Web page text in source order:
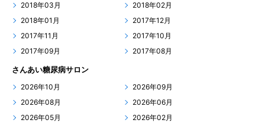
2018年03月
2018年02月
2018年01月
2017年12月
2017年11月
2017年10月
2017年09月
2017年08月
さんあい糖尿病サロン
2026年10月
2026年09月
2026年08月
2026年06月
2026年05月
2026年02月